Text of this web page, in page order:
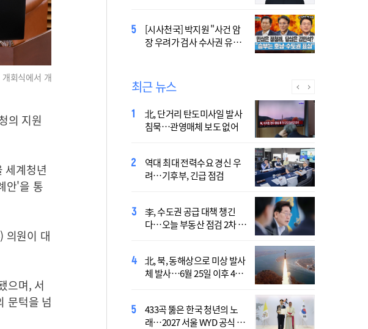
회식에서 개
의 지원
세계청년
안'을 통
의원이 대
으며, 서
문턱을 넘
[시사천국] 박지원 "사건 암
장 우려가 검사 수사권 유지
제가 공개…희망의 선율 울
린다
최근 뉴스
北, 단거리 탄도미사일 발사
침묵…관영매체 보도 없어
역대 최대 전력수요 경신 우
려…기후부, 긴급 점검
李, 수도권 공급 대책 챙긴
다…오늘 부동산 점검 2차 회
北, 북, 동해상으로 미상 발사
체 발사…6월 25일 이후 42
433곡 뚫은 한국 청년의 노
래…2027 서울 WYD 공식 주
[속보] 북한, 동해상으로 미상
의 발사체 발사
국민의힘 "육사 통합, 쿠데타
서 이유 찾아" 우려
심야에도 자살예방 109 상
담…생명의전화, 9월 말까지
멸종위기 저어새 올해 3300
쌍 번식…남해안 첫 번식 확
장기요양 재가 노인 10명 중
7명 "아파도 살던 집에서 살